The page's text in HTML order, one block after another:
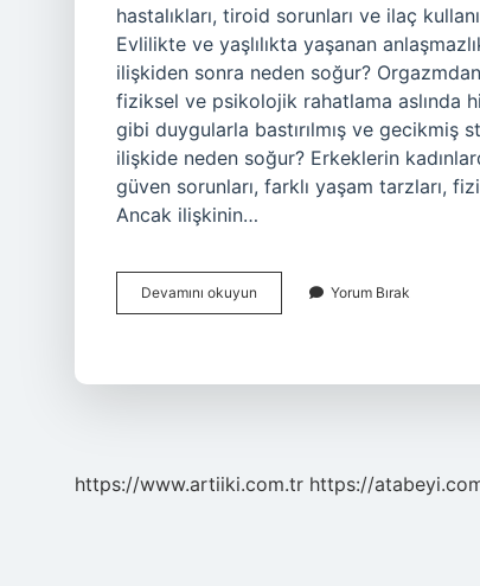
hastalıkları, tiroid sorunları ve ilaç
Evlilikte ve yaşlılıkta yaşanan
ilişkiden sonra neden soğur?
fiziksel ve psikolojik rahatlama aslında
gibi duygularla bastırılmış ve gecikmiş
ilişkide neden soğur? Erkeklerin
güven sorunları, farklı yaşam tarzları,
Ancak ilişkinin…
Devamını okuyun
Erkek
Yorum Bırak
https://www.artiiki.com.tr https://